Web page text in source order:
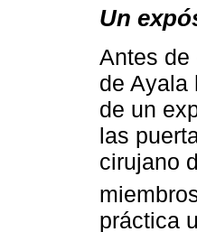
Un
Antes de
de Ayala
de un
las
cirujano
práctica